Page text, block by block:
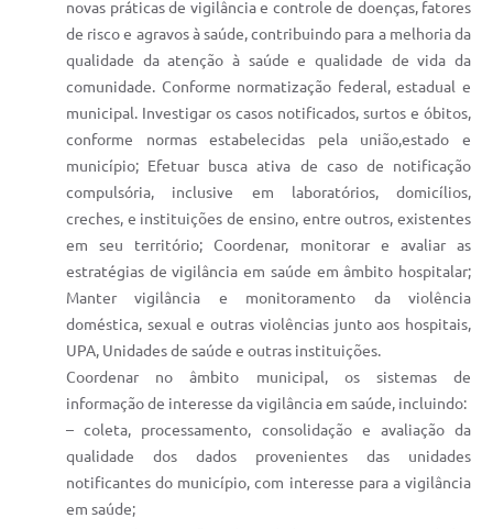
novas práticas de vigilância e controle de doenças, fatores
de risco e agravos à saúde, contribuindo para a melhoria da
qualidade da atenção à saúde e qualidade de vida da
comunidade. Conforme normatização federal, estadual e
municipal. Investigar os casos notificados, surtos e óbitos,
conforme normas estabelecidas pela união,estado e
município; Efetuar busca ativa de caso de notificação
compulsória, inclusive em laboratórios, domicílios,
creches, e instituições de ensino, entre outros, existentes
em seu território; Coordenar, monitorar e avaliar as
estratégias de vigilância em saúde em âmbito hospitalar;
Manter vigilância e monitoramento da violência
doméstica, sexual e outras violências junto aos hospitais,
UPA, Unidades de saúde e outras instituições.
Coordenar no âmbito municipal, os sistemas de
informação de interesse da vigilância em saúde, incluindo:
– coleta, processamento, consolidação e avaliação da
qualidade dos dados provenientes das unidades
notificantes do município, com interesse para a vigilância
em saúde;